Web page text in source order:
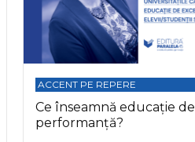
ACCENT PE REPERE
Ce înseamnă educație de
performanță?